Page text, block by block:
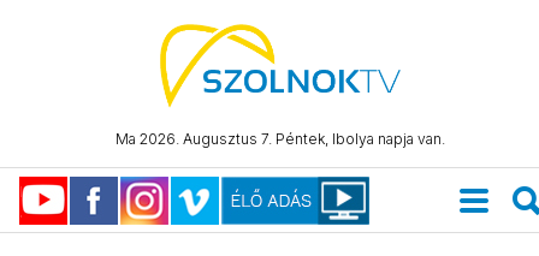
Ma 2026. Augusztus 7. Péntek, Ibolya napja van.